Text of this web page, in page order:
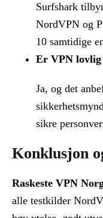
Surfshark
NordVPN og
10 samtidige
Er VPN lovlig
Ja, og det
sikre
Konklusjon
Raskeste VPN
alle testkilder